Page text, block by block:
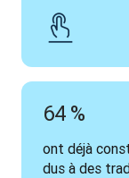
64 %
ont déjà
dus à des